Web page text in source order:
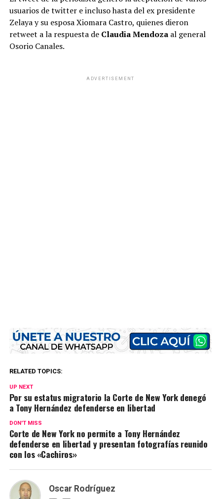
usuarios de twitter e incluso hasta del ex presidente
Zelaya y su esposa Xiomara Castro, quienes dieron
retweet a la respuesta de Claudia Mendozaal general
Osorio Canales.
ADVERTISEMENT
RELATED TOPICS:
UP NEXT
Por su estatus migratorio la Corte de New York denegó
a Tony Hernández defenderse en libertad
DON'T MISS
Corte de New York no permite a Tony Hernández
defenderse en libertad y presentan fotografías reunido
con los «Cachiros»
Oscar Rodríguez